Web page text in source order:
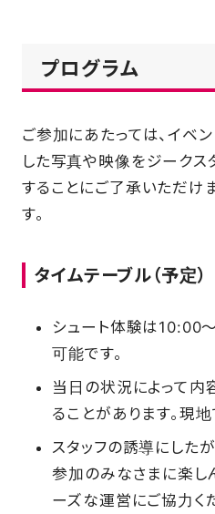
プログラム
ご参加にあたっては、イベ
した写真や映像をジーク
することにご了承いただけ
す。
タイムテーブル（予定）
シュート体験は10:00
可能です。
当日の状況によって
ることがあります。現
スタッフの誘導にした
参加のみなさまに楽し
ーズな運営にご協力く